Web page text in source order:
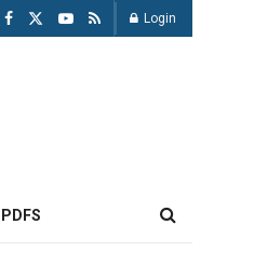
Login
PDFS